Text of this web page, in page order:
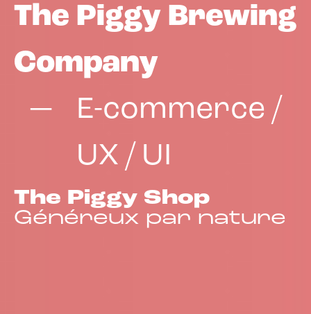
The Piggy Brewing
Company
E-commerce /
UX / UI
The Piggy Shop
Généreux par nature